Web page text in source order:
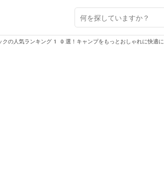
クの人気ランキング10選！キャンプをもっとおしゃれに快適に